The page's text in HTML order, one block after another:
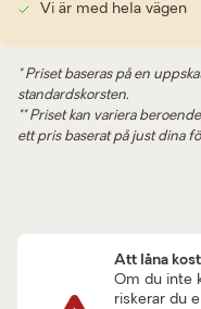
Vi är med hela vägen
* Priset baseras på en
standardskorsten.
** Priset kan variera
ett pris baserat på just dina
Att låna
Om du inte
riskerar du